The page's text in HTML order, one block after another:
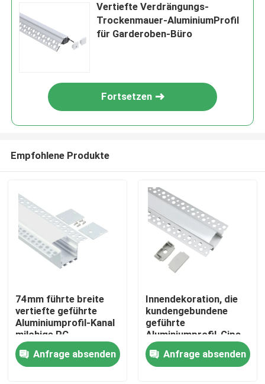
Haus
Produkte
Vertiefte Verdrängungs-
Trockenmauer-AluminiumProfil
für Garderoben-Büro
Fortsetzen
Empfohlene Produkte
74mm führte breite
vertiefte geführte
Aluminiumprofil-Kanal
milchige PC
Abdeckung lineares
LichtAnfrage absenden
Innendekoration, die
kundengebundene
geführte
Aluminiumprofil-Gips-
Trockenmauer
beleuchtet
Anfrage absenden